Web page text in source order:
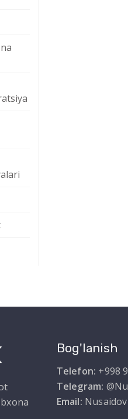
Bog'lanish
Telefon: +998
Telegram:
Email: